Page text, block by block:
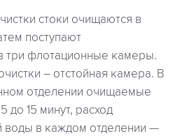
стоки очищаются в
поступают
три флотационные камеры.
– отстойная камера. В
отделении очищаемые
до 15 минут, расход
воды в каждом отделении —